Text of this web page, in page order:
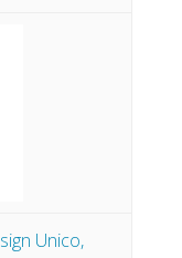
Unico,